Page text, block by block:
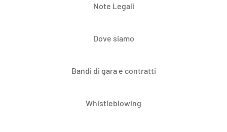
Note Legali
Dove siamo
Bandi di gara e contratti
Whistleblowing